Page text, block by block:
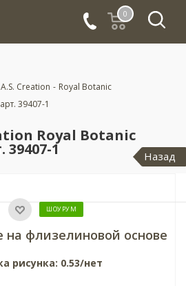
0
A.S. Creation - Royal Botanic
39407-1
Royal Botanic
39407-1 Назад
ШОУРУМ
флизелиновой основе
рисунка: 0.53/нет